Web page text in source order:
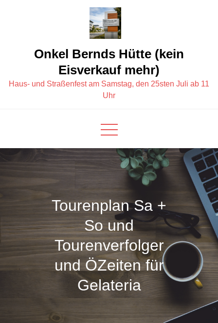
Onkel Bernds Hütte (kein
Eisverkauf mehr)
Haus- und Straßenfest am Samstag, den 25sten Juli ab 11
Uhr
Tourenplan Sa +
So und
Tourenverfolger
und ÖZeiten für
Gelateria